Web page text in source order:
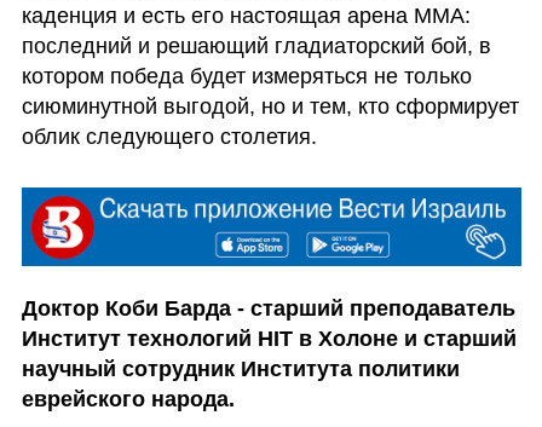
каденция и есть его настоящая арена MMA:
последний и решающий гладиаторский бой, в
котором победа будет измеряться не только
сиюминутной выгодой, но и тем, кто сформирует
облик следующего столетия.
Доктор Коби Барда - старший преподаватель
Институт технологий HIT в Холоне и старший
научный сотрудник Института политики
еврейского народа.